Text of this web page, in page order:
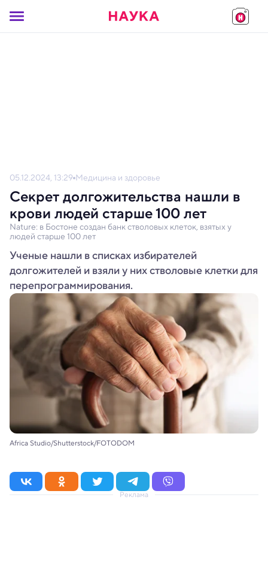
05.12.2024, 13:29 Медицина и здоровье
Секрет долгожительства нашли в
крови людей старше 100 лет
Nature: в Бостоне создан банк стволовых клеток, взятых у
людей старше 100 лет
Ученые нашли в списках избирателей
долгожителей и взяли у них стволовые клетки для
перепрограммирования.
Africa Studio/Shutterstock/FOTODOM
Реклама